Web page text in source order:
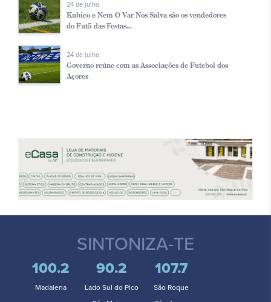
24 de julho
Kubico e Nem O Var Nos Salva são os vendedores
do Fut5 das Festas...
24 de julho
Governo reúne com as Associações de Futebol dos
Açores
SINTONIZA-TE
100.2
Madalena
90.2
Lado Sul do Pico
107.7
São Roque